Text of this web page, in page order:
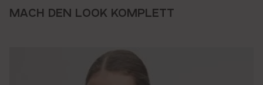
MACH DEN LOOK KOMPLETT